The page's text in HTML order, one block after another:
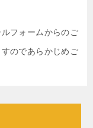
フォームからのご
のであらかじめご